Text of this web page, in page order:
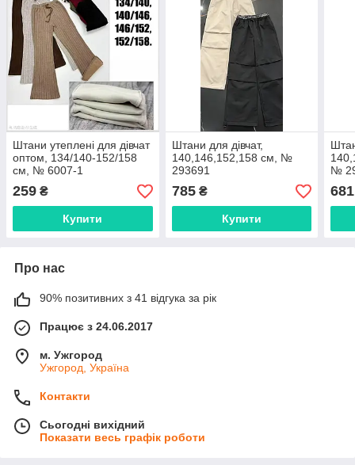
Штани утеплені для дівчат
оптом, 134/140-152/158
см, № 6007-1
259 ₴
Купити
Штани для дівчат,
140,146,152,158 см, №
293691
785₴
Купити
№
681
Про нас
90% позитивних з 41 відгука за рік
Працює з 24.06.2017
м. Ужгород
Ужгород, Україна
Контакти
Сьогодні вихідний
Показати весь графік роботи